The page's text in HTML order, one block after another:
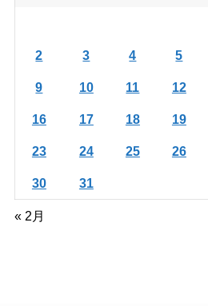
2 3 4 5
9 10 11 12
16 17 18 19
23 24 25 26
30 31
« 2月